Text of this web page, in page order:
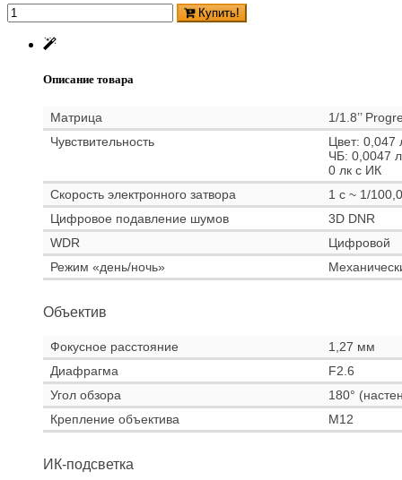
Купить!
Описание товара
Матрица
1/1.8’’
Чувствительность
Цвет: 0,047
ЧБ: 0,0047
0 лк с ИК
Скорость электронного затвора
1 с ~ 1/
Цифровое подавление шумов
3D DNR
WDR
Цифровой
Режим «день/ночь»
Объектив
Фокусное расстояние
1,27 мм
Диафрагма
F2.6
Угол обзора
180°
Крепление объектива
M12
ИК-подсветка